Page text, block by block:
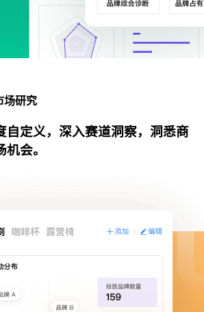
场研究
自定义，深入赛道洞察，洞悉商
会。